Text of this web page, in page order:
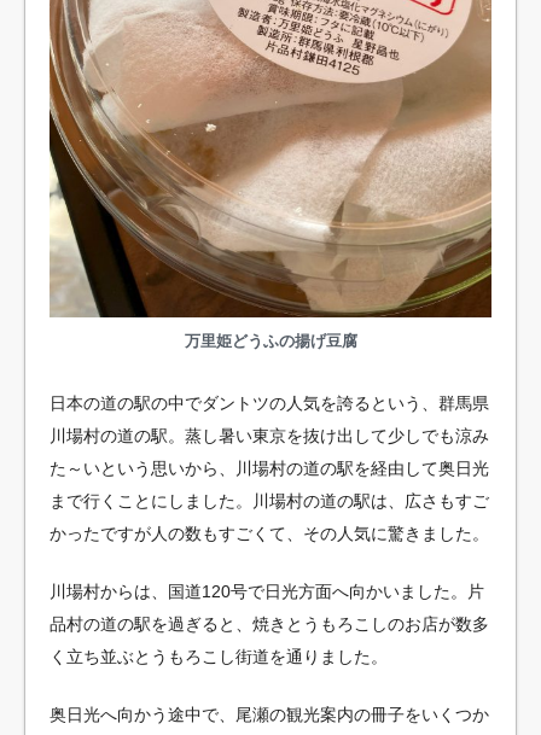
万里姫どうふの揚げ豆腐
日本の道の駅の中でダントツの人気を誇るという、群馬県
川場村の道の駅。蒸し暑い東京を抜け出して少しでも涼み
た～いという思いから、川場村の道の駅を経由して奥日光
まで行くことにしました。川場村の道の駅は、広さもすご
かったですが人の数もすごくて、その人気に驚きました。
川場村からは、国道120号で日光方面へ向かいました。片
品村の道の駅を過ぎると、焼きとうもろこしのお店が数多
く立ち並ぶとうもろこし街道を通りました。
奥日光へ向かう途中で、尾瀬の観光案内の冊子をいくつか